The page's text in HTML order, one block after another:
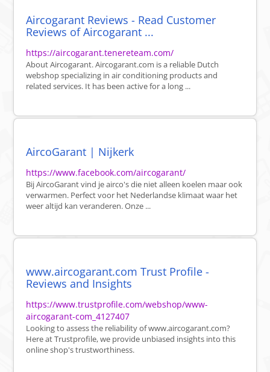
Aircogarant Reviews - Read Customer
Reviews of Aircogarant ...
https://aircogarant.tenereteam.com/
About Aircogarant. Aircogarant.com is a reliable Dutch
webshop specializing in air conditioning products and
related services. It has been active for a long ...
AircoGarant | Nijkerk
https://www.facebook.com/aircogarant/
Bij AircoGarant vind je airco's die niet alleen koelen maar ook
verwarmen. Perfect voor het Nederlandse klimaat waar het
weer altijd kan veranderen. Onze ...
www.aircogarant.com Trust Profile -
Reviews and Insights
https://www.trustprofile.com/webshop/www-
aircogarant-com_4127407
Looking to assess the reliability of www.aircogarant.com?
Here at Trustprofile, we provide unbiased insights into this
online shop's trustworthiness.